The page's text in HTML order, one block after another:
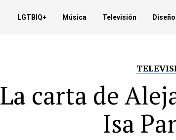
LGTBIQ+ Música Televisión
La carta de
Isa